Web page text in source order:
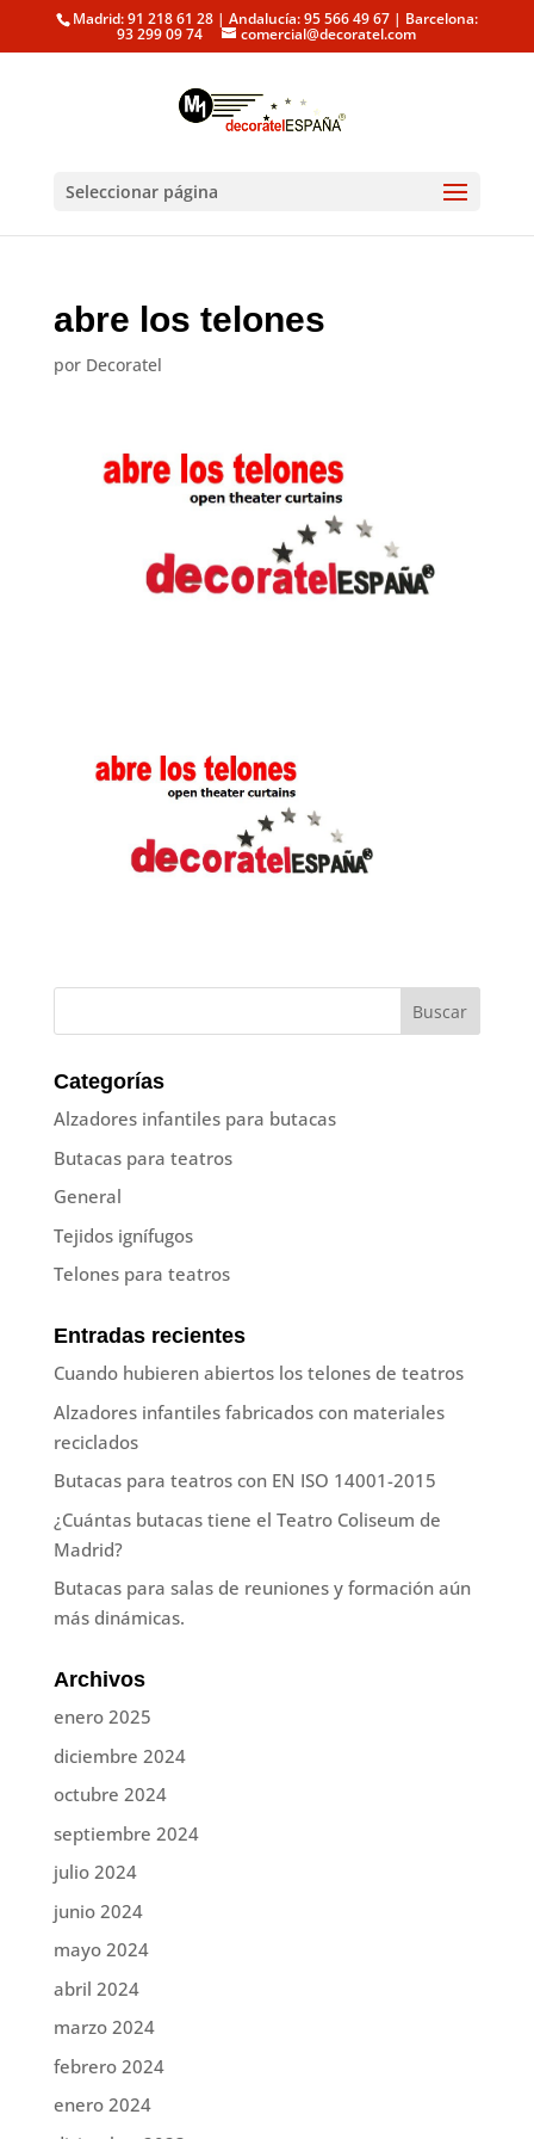
Madrid: 91 218 61 28 | Andalucía: 95 566 49 67 | Barcelona:
93 299 09 74 comercial@decoratel.com
Seleccionar página
abre los telones
por Decoratel
Categorías
Alzadores infantiles para butacas
Butacas para teatros
General
Tejidos ignífugos
Telones para teatros
Entradas recientes
Cuando hubieren abiertos los telones de teatros
Alzadores infantiles fabricados con materiales
reciclados
Butacas para teatros con EN ISO 14001-2015
¿Cuántas butacas tiene el Teatro Coliseum de
Madrid?
Butacas para salas de reuniones y formación aún
más dinámicas.
Archivos
enero 2025
diciembre 2024
octubre 2024
septiembre 2024
julio 2024
junio 2024
mayo 2024
abril 2024
marzo 2024
febrero 2024
enero 2024